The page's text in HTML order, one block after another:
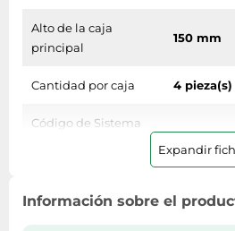
Alto de la caja
principal
150 mm
Cantidad por caja 4 pieza(s)
Código de Sistema
37032000
Otras características
Expandir
Información sobre el